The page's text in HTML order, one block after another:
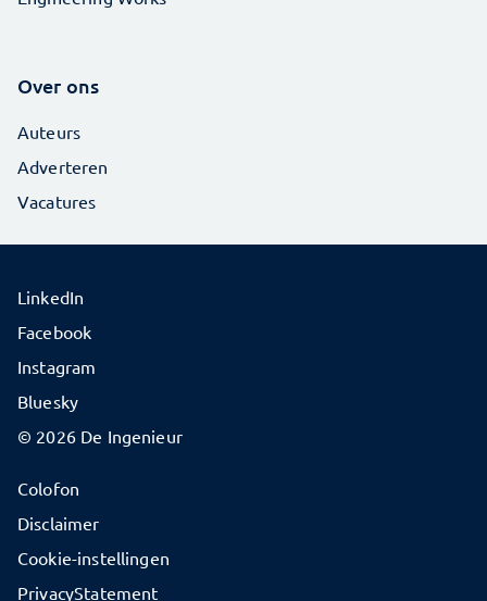
Over ons
Auteurs
Adverteren
Vacatures
© 2026 De Ingenieur
Colofon
Disclaimer
Cookie-instellingen
PrivacyStatement
LinkedIn
Facebook
Instagram
Bluesky